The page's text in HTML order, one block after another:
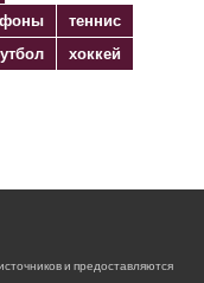
теннис
хоккей
и предоставляются